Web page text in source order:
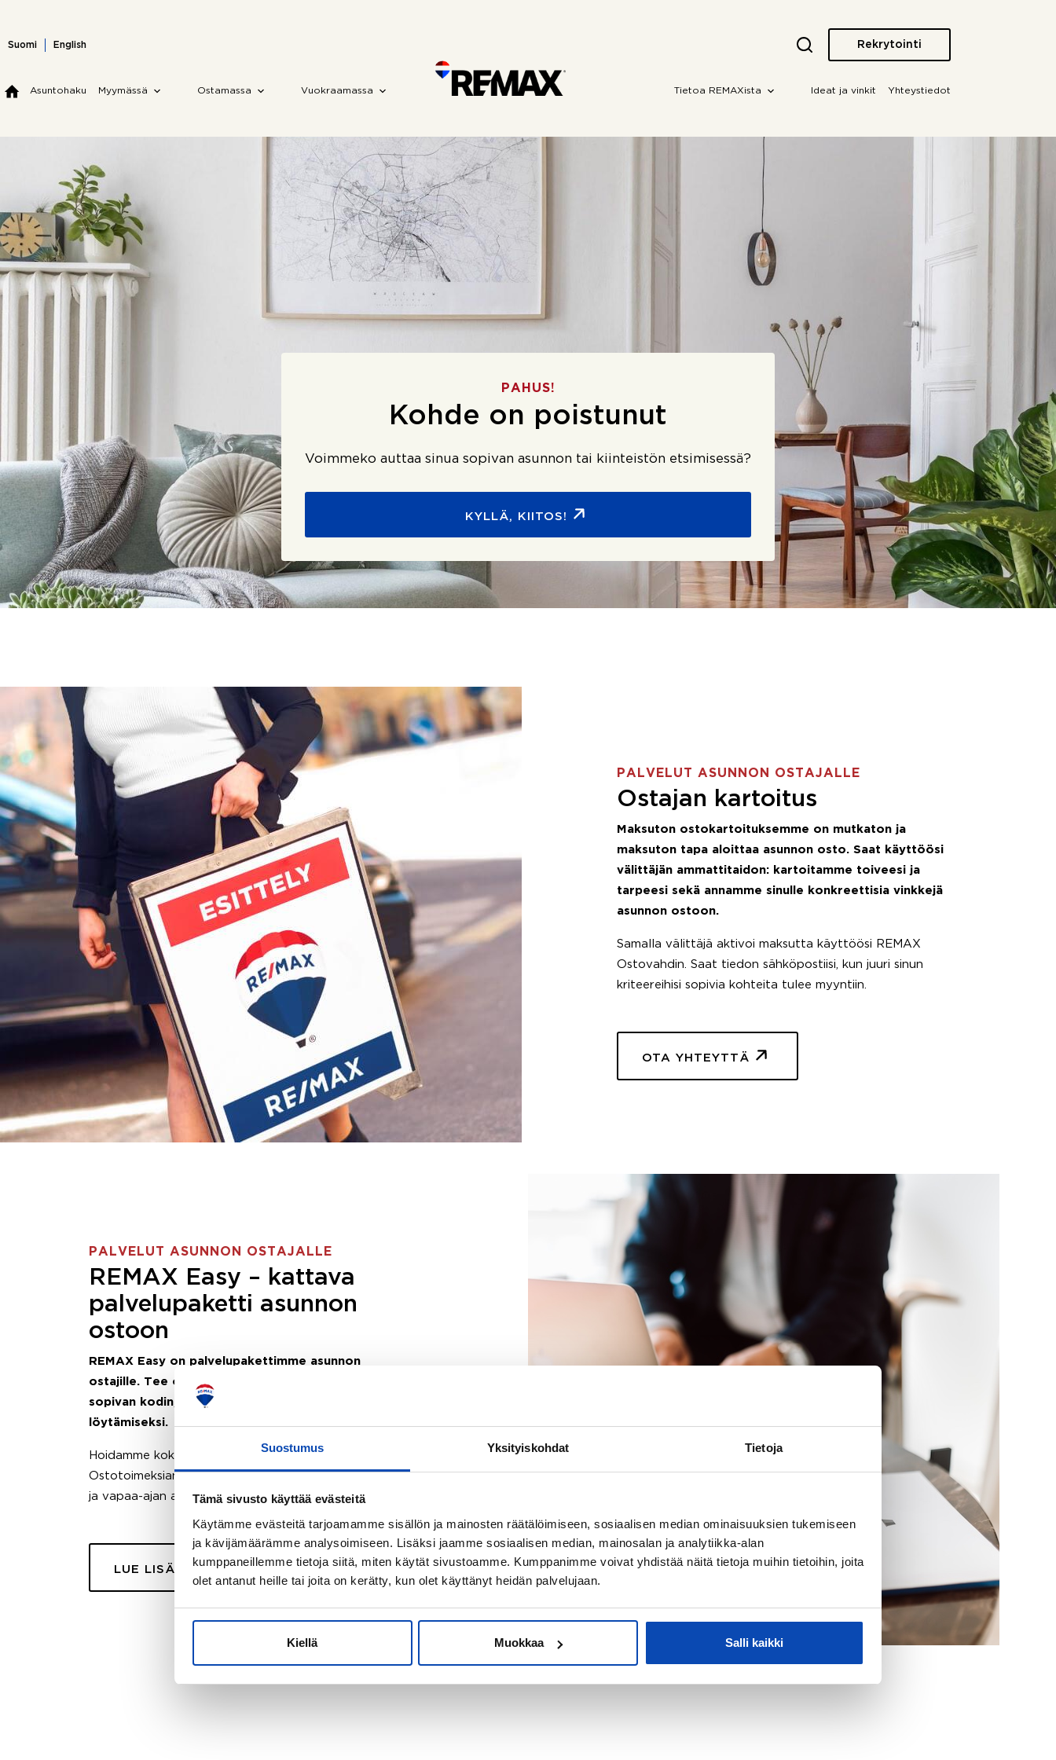
Suostumus Yksityiskohdat Tietoja
Tämä sivusto käyttää evästeitä
Käytämme evästeitä tarjoamamme sisällön ja mainosten räätälöimiseen, sosiaalisen median ominaisuuksien tukemiseen
ja kävijämäärämme analysoimiseen. Lisäksi jaamme sosiaalisen median, mainosalan ja analytiikka-alan
kumppaneillemme tietoja siitä, miten käytät sivustoamme. Kumppanimme voivat yhdistää näitä tietoja muihin tietoihin, joita
olet antanut heille tai joita on kerätty, kun olet käyttänyt heidän palvelujaan.
Kiellä Muokkaa Salli kaikki
content
Suomi English Rekrytointi
Asuntohaku Myymässä Ostamassa Vuokraamassa Tietoa REMAXista Ideat ja vinkit Yhteystiedot
PAHUS!
Kohde on poistunut
Voimmeko auttaa sinua sopivan asunnon tai kiinteistön etsimisessä?
KYLLÄ, KIITOS!
PALVELUT ASUNNON OSTAJALLE
Ostajan kartoitus
Maksuton ostokartoituksemme on mutkaton ja
maksuton tapa aloittaa asunnon osto. Saat käyttöösi
välittäjän ammattitaidon: kartoitamme toiveesi ja
tarpeesi sekä annamme sinulle konkreettisia vinkkejä
asunnon ostoon.
Samalla välittäjä aktivoi maksutta käyttöösi REMAX
Ostovahdin. Saat tiedon sähköpostiisi, kun juuri sinun
kriteereihisi sopivia kohteita tulee myyntiin.
OTA YHTEYTTÄ
PALVELUT ASUNNON OSTAJALLE
REMAX Easy – kattava
palvelupaketti asunnon
ostoon
REMAX Easy on palvelupakettimme asunnon
ostajille. Tee ostotoimeksianto ja etsimme juuri sinulle
sopivan kodin, eikä sinun tarvitse nähdä vaivaa sen
löytämiseksi.
Hoidamme koko ostoprosessin puolestasi.
Ostotoimeksiantopalvelumme sopii myös esimerkiksi sijoitus-
ja vapaa-ajan asuntojen ostoon.
LUE LISÄÄ